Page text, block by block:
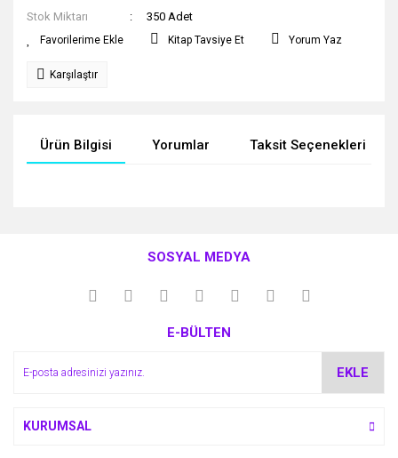
Stok Miktarı
350 Adet
Kitap Tavsiye Et Yorum Yaz
Karşılaştır
Ürün Bilgisi Yorumlar Taksit Seçenekleri
kullanarak tarafımıza iletebilirsiniz.
Görüş ve önerileriniz için teşekkür ederiz.
Ürün açıklamasında eksik bilgiler bulunuyor.
SOSYAL MEDYA
E-BÜLTEN
EKLE
KURUMSAL